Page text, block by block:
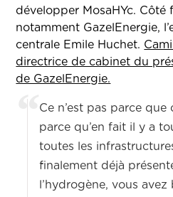
développer MosaHYc. Côté
notamment GazelEnergie,
centrale Emile Huchet.
directrice de cabinet du
de GazelEnergie.
Ce n’est pas parce que
parce qu’en fait il y a
toutes les
finalement déjà
l’hydrogène, vous